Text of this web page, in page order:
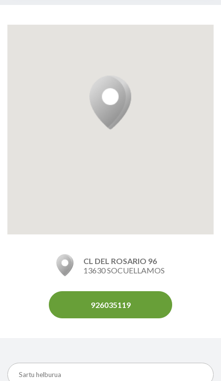
CL DEL ROSARIO 96
13630 SOCUELLAMOS
926035119